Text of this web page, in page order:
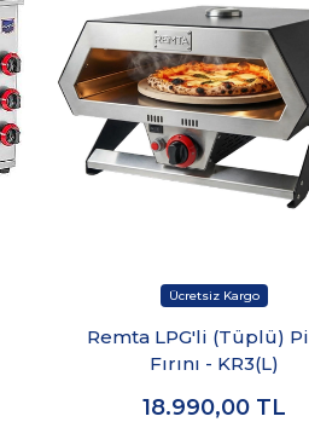
Remta LPG'li (Tüplü)
Fırını - KR3(L)
18.990,00 TL